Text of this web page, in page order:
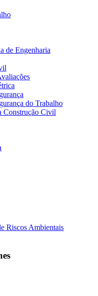
de Engenharia
do Trabalho
Construção Civil
Riscos Ambientais